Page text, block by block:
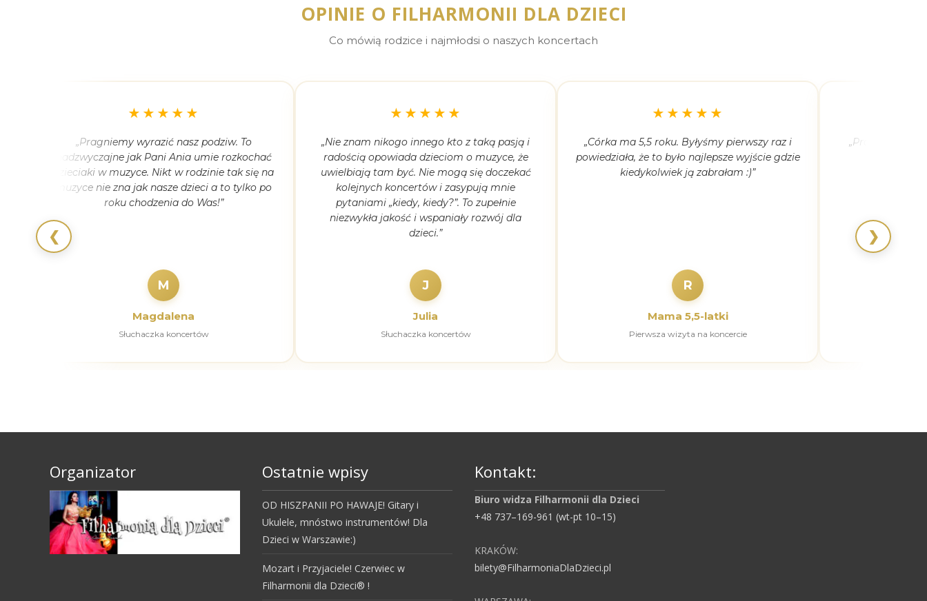
OPINIE O FILHARMONII DLA DZIECI
Co mówią rodzice i najmłodsi o naszych koncertach
❮
★★★★★
„Pragniemy wyrazić nasz podziw. To
nadzwyczajne jak Pani Ania umie rozkochać
dzieciaki w muzyce. Nikt w rodzinie tak się na
muzyce nie zna jak nasze dzieci a to tylko po
roku chodzenia do Was!”
M
Magdalena
Słuchaczka koncertów
★★★★★
„Nie znam nikogo innego kto z taką pasją i
radością opowiada dzieciom o muzyce, że
uwielbiają tam być. Nie mogą się doczekać
kolejnych koncertów i zasypują mnie
pytaniami „kiedy, kiedy?”. To zupełnie
niezwykła jakość i wspaniały rozwój dla
dzieci.”
J
Julia
Słuchaczka koncertów
★★★★★
„Córka ma 5,5 roku. Byłyśmy pierwszy raz i
powiedziała, że to było najlepsze wyjście gdzie
kiedykolwiek ją zabrałam :)”
R
Mama 5,5-latki
Pierwsza wizyta na koncercie
„Proszę Pani,
❯
Organizator Ostatnie wpisy
OD HISZPANII PO HAWAJE! Gitary i
Ukulele, mnóstwo instrumentów! Dla
Dzieci w Warszawie:)
Mozart i Przyjaciele! Czerwiec w
Filharmonii dla Dzieci® !
Kontakt:
Biuro widza Filharmonii dla Dzieci
+48 737–169-961 (wt-pt 10–15)
KRAKÓW:
bilety@FilharmoniaDlaDzieci.pl